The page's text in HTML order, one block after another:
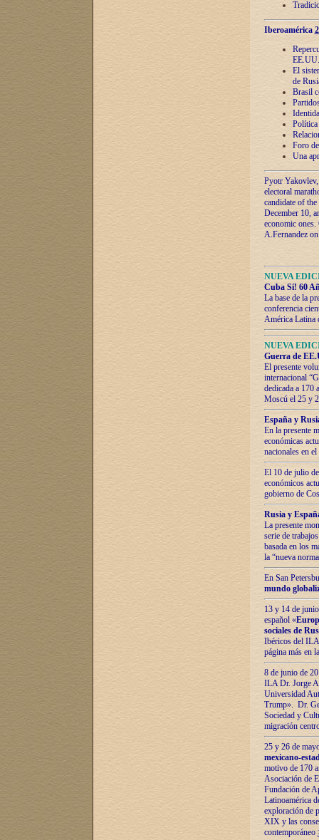
Iberoamérica
EE.UU.
El
de
Brasil
Política
Foro
Una
Pyotr
electoral
candidate of
December 10,
economic
A.Fernandez
NUEVA
Cuba Sí! 60
La base de la
conferencia
América Latina
NUEVA
Guerra de
El presente
internacional
dedicada a 170
Moscú el 25 y
España y
En la presente
económicas
nacionales en
El 10 de julio
económicos
gobierno de
Rusia y
La presente
serie de
basada en los
la “nueva
En San
mundo
13 y 14 de
español «
sociales de
Ibéricos del ILA
página más en
8 de junio de
ILA Dr. Jorge
Universidad
Trump». Dr.
Sociedad y
migración
25 y 26 de
mexicano-
motivo de 170
Asociación de
Fundación de
Latinoamérica
exploración de
XIX y las
contemporáneo